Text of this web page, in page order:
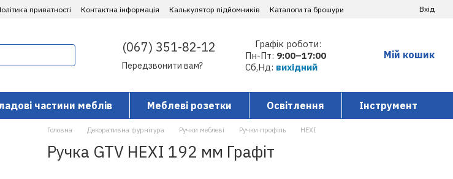
приватності Контактна інформація ​Калькулятор підйомників Каталоги та брошури Вхід
(067) 351-82-12
Передзвонити вам?
Графік роботи:
Пн-Пт: 9:00–17:00
Сб,Нд: вихідний
Мій кошик
частини меблів Меблеві розетки Освітлення Інструмент
Головна Декоративна фурнітура Ручки меблеві Ручки профіль HEXI
Ручка GTV HEXI 192 мм Графіт